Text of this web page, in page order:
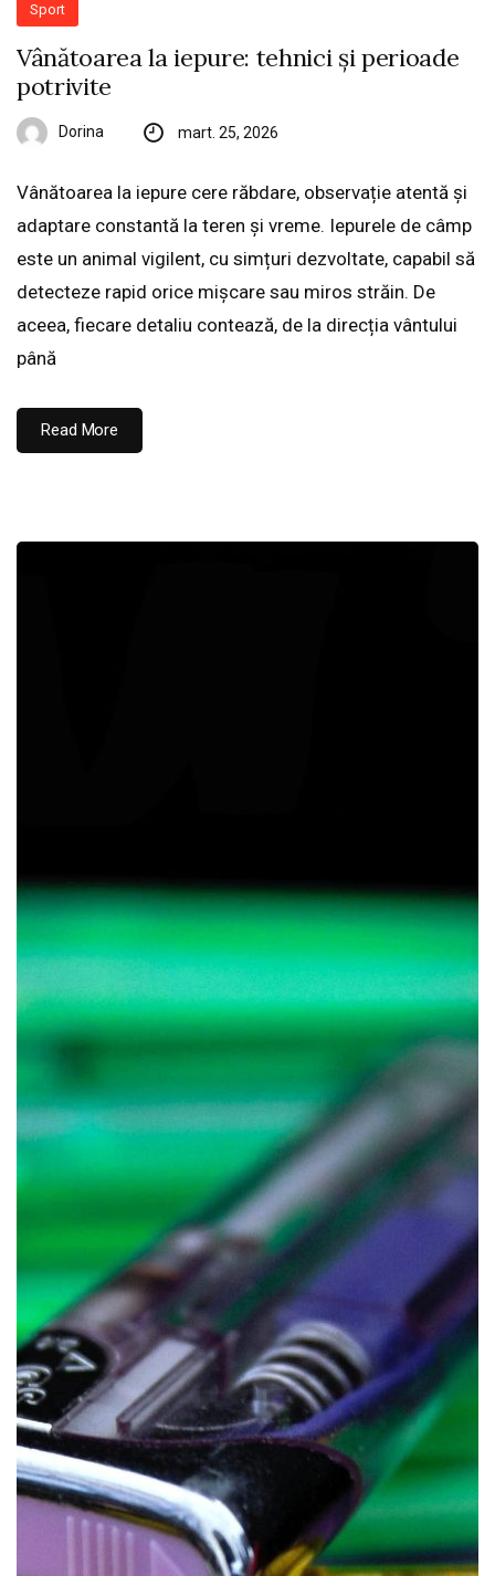
Sport
Vânătoarea la iepure: tehnici și perioade
potrivite
Dorina mart. 25, 2026
Vânătoarea la iepure cere răbdare, observație atentă și
adaptare constantă la teren și vreme. Iepurele de câmp
este un animal vigilent, cu simțuri dezvoltate, capabil să
detecteze rapid orice mișcare sau miros străin. De
aceea, fiecare detaliu contează, de la direcția vântului
până
Read More